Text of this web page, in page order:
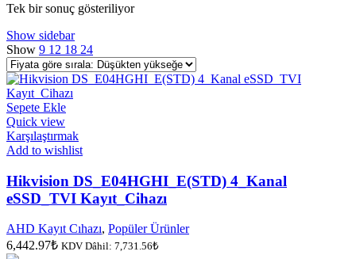
Tek bir sonuç gösteriliyor
Show sidebar
Show 9 12 18 24
Sepete Ekle
Quick view
Karşılaştırmak
Add to wishlist
Hikvision DS_E04HGHI_E(STD) 4_Kanal
eSSD_TVI Kayıt_Cihazı
AHD Kayıt Cıhazı, Popüler Ürünler
6,442.97₺ KDV Dâhil: 7,731.56₺